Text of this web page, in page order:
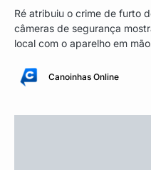
Ré atribuiu o crime de furto
câmeras de segurança
local com o aparelho em
Canoinhas Online